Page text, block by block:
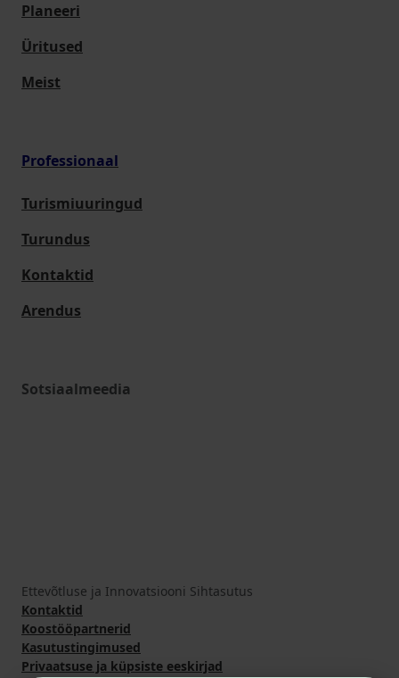
Planeeri
Üritused
Meist
Professionaal
Turismiuuringud
Turundus
Kontaktid
Arendus
Sotsiaalmeedia
Ettevõtluse ja Innovatsiooni Sihtasutus
Kontaktid
Koostööpartnerid
Kasutustingimused
Privaatsuse ja küpsiste eeskirjad